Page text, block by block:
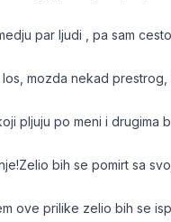
par ljudi , pa sam
los, mozda nekad prestrog,
pljuju po meni i drugima
bih se pomirt sa
ove prilike zelio bih se